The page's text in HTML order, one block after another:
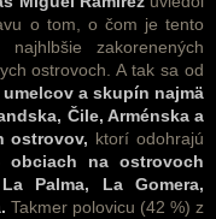
o tom, o čom je tento
zakorenených
ostrovoch. A tak sa od
umelcov a skupín najmä
Čile, Arménska a
ostrovov, ktorí odohrajú
na ostrovoch
Palma, La Gomera,
Takmer polovicu (42 %) z